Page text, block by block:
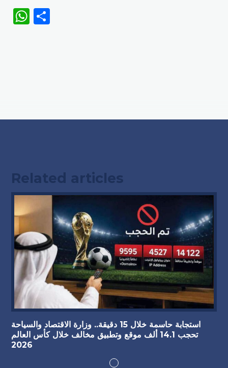
WhatsApp
Related articles
استجابة حاسمة خلال 15 دقيقة.. وزارة الاقتصاد والسياحة
تحجب 14.1 ألف موقع وتطبيق مخالف خلال كأس العالم
2026